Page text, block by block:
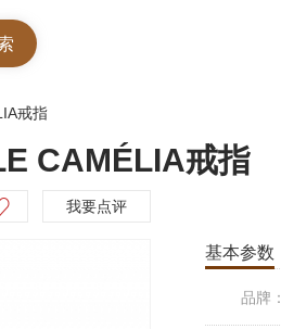
戒指
CAMÉLIA戒指
我要点评
基本参数
品牌：